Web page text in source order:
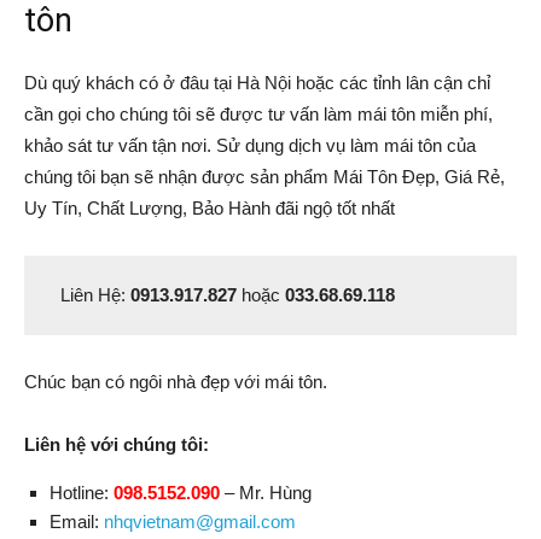
tôn
Dù quý khách có ở đâu tại Hà Nội hoặc các tỉnh lân cận chỉ
cần gọi cho chúng tôi sẽ được tư vấn làm mái tôn miễn phí,
khảo sát tư vấn tận nơi. Sử dụng dịch vụ làm mái tôn của
chúng tôi bạn sẽ nhận được sản phẩm Mái Tôn Đẹp, Giá Rẻ,
Uy Tín, Chất Lượng, Bảo Hành đãi ngộ tốt nhất
Liên Hệ: 0913.917.827 hoặc 033.68.69.118
Chúc bạn có ngôi nhà đẹp với mái tôn.
Liên hệ với chúng tôi:
Hotline: 098.5152.090 – Mr. Hùng
Email: nhqvietnam@gmail.com